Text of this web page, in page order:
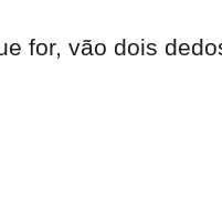
for, vão dois